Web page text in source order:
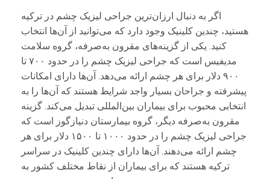
اگر به دنبال ارزان‌ترین جراحی لیزیک چشم در ترکیه
هستید، چندین کلینیک وجود دارد که می‌توانید از آن‌ها انتخاب
کنید. یکی از گزینه‌های مقرون به‌صرفه، گروه سلامت
مدیفیس است که جراحی لیزیک چشم را در حدود ۷۰۰ تا
۹۰۰ دلار برای هر چشم ارائه می‌دهد. آن‌ها دارای امکانات
پیشرفته و جراحان بسیار واجد شرایط هستند که آن‌ها را به
انتخابی محبوب برای بیماران بین‌المللی تبدیل می‌کند. گزینه
مقرون به‌صرفه دیگر، گروه بیمارستان دنیازگوز است که
جراحی لیزیک چشم را در حدود ۱۰۰۰ تا ۱۵۰۰ دلار برای هر
چشم ارائه می‌دهند. آن‌ها دارای چندین کلینیک در سراسر
ترکیه هستند که برای بیماران از نقاط مختلف کشور به